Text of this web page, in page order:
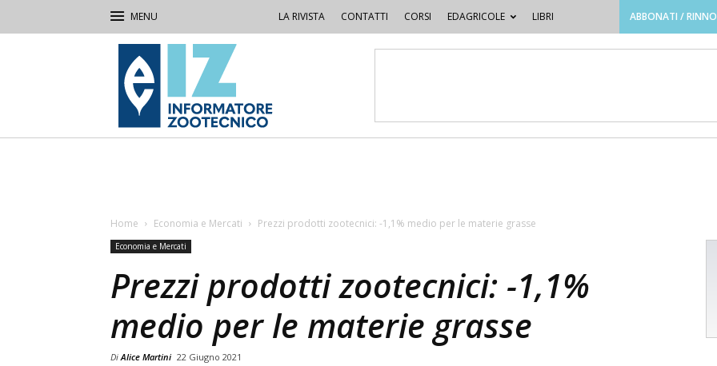
LA RIVISTA CONTATTI CORSI EDAGRICOLE LIBRI ABBONATI /
IZ
Informatore
Zootecnico
Home Economia e Mercati Prezzi prodotti zootecnici: -1,1% medio per le materie grasse
Economia e Mercati
Prezzi prodotti zootecnici: -1,1%
medio per le materie grasse
DiAlice Martini 22 Giugno 2021